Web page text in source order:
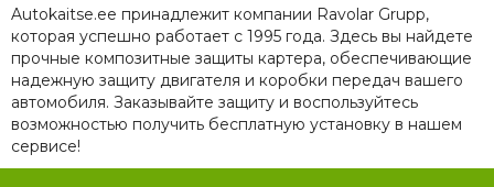
Autokaitse.ee принадлежит компании Ravolar Grupp,
которая успешно работает с 1995 года. Здесь вы найдете
прочные композитные защиты картера, обеспечивающие
надежную защиту двигателя и коробки передач вашего
автомобиля. Заказывайте защиту и воспользуйтесь
возможностью получить бесплатную установку в нашем
сервисе!